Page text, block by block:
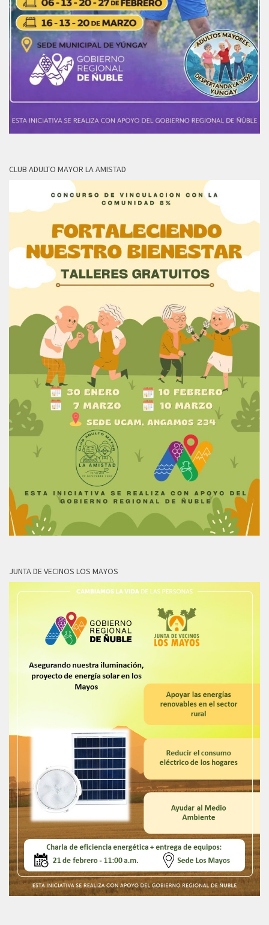
CLUB ADULTO MAYOR LA AMISTAD
JUNTA DE VECINOS LOS MAYOS